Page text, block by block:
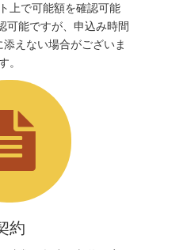
上で可能額を確認可能
可能ですが、申込み時間
えない場合がございま
。
約